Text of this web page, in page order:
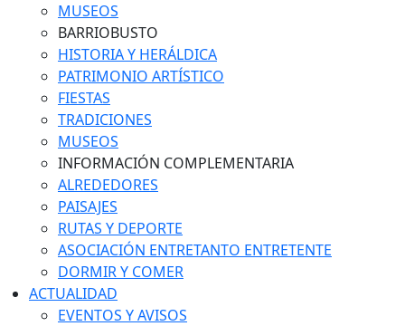
MUSEOS
BARRIOBUSTO
HISTORIA Y HERÁLDICA
PATRIMONIO ARTÍSTICO
FIESTAS
TRADICIONES
MUSEOS
INFORMACIÓN COMPLEMENTARIA
ALREDEDORES
PAISAJES
RUTAS Y DEPORTE
ASOCIACIÓN ENTRETANTO ENTRETENTE
DORMIR Y COMER
ACTUALIDAD
EVENTOS Y AVISOS